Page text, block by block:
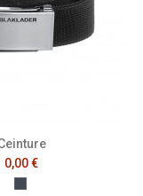
0,00 €
Noir